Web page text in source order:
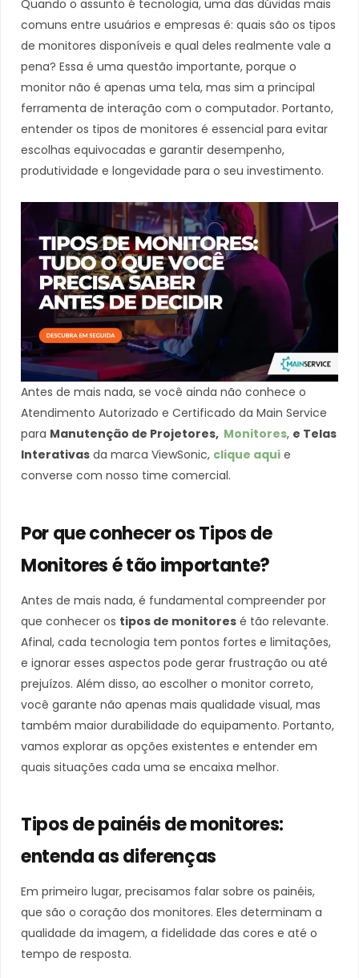
Quando o assunto é tecnologia, uma das dúvidas mais
comuns entre usuários e empresas é: quais são os tipos
de monitores disponíveis e qual deles realmente vale a
pena? Essa é uma questão importante, porque o
monitor não é apenas uma tela, mas sim a principal
ferramenta de interação com o computador. Portanto,
entender os tipos de monitores é essencial para evitar
escolhas equivocadas e garantir desempenho,
produtividade e longevidade para o seu investimento.
Antes de mais nada, se você ainda não conhece o
Atendimento Autorizado e Certificado da Main Service
para Manutenção de Projetores, Monitores, e Telas
Interativas da marca ViewSonic, clique aqui e
converse com nosso time comercial.
Por que conhecer os Tipos de
Monitores é tão importante?
Antes de mais nada, é fundamental compreender por
que conhecer os tipos de monitores é tão relevante.
Afinal, cada tecnologia tem pontos fortes e limitações,
e ignorar esses aspectos pode gerar frustração ou até
prejuízos. Além disso, ao escolher o monitor correto,
você garante não apenas mais qualidade visual, mas
também maior durabilidade do equipamento. Portanto,
vamos explorar as opções existentes e entender em
quais situações cada uma se encaixa melhor.
Tipos de painéis de monitores:
entenda as diferenças
Em primeiro lugar, precisamos falar sobre os painéis,
que são o coração dos monitores. Eles determinam a
qualidade da imagem, a fidelidade das cores e até o
tempo de resposta.